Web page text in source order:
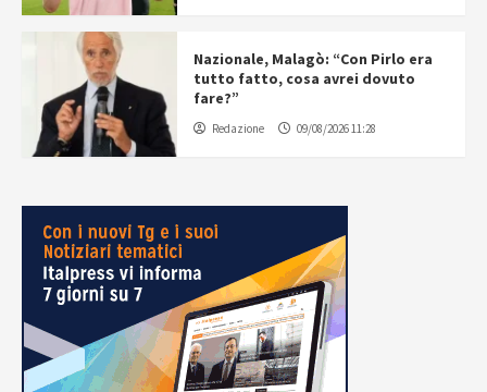
Nazionale, Malagò: “Con Pirlo era
tutto fatto, cosa avrei dovuto
fare?”
Redazione 09/08/2026 11:28